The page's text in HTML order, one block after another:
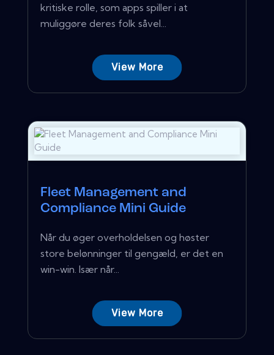
kritiske rolle, som apps spiller i at
muliggøre deres folk såvel...
View More
Fleet Management and
Compliance Mini Guide
Når du øger overholdelsen og høster
store belønninger til gengæld, er det en
win-win. Især når...
View More